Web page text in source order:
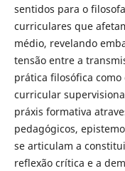
sentidos para o
curriculares que
médio, revelando
tensão entre a
prática filosófica
curricular
práxis formativa
pedagógicos,
se articulam a
reflexão crítica e a